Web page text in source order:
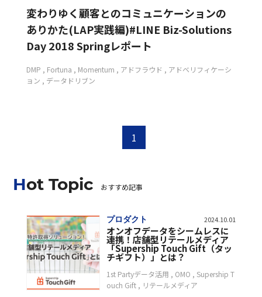
変わりゆく顧客とのコミュニケーションの
ありかた(LAP実践編)#LINE Biz-Solutions
Day 2018 Springレポート
DMP Fortuna Momentum アドフラウド
アドベリフィケーシ
ョン
データドリブン
1
Hot Topic おすすめ記事
プロダクト 2024.10.01
オンオフデータをシームレスに
連携！店舗型リテールメディア
「Supership Touch Gift（タッ
チギフト）」とは？
1st Partyデータ活用 OMO
Supership T
ouch Gift
リテールメディア